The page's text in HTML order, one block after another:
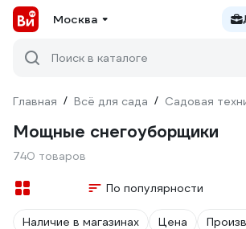
Москва
Поиск в каталоге
Главная / Всё для сада / Садовая
Мощные снегоуборщики
740 товаров
По популярности
Наличие в магазинах Цена